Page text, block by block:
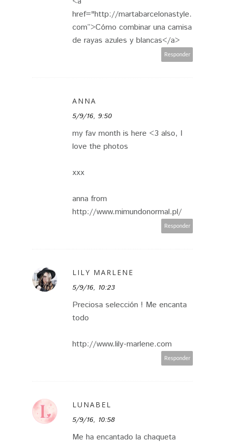
href="http://martabarcelonastyle.
com”>Cómo combinar una camisa
de rayas azules y blancas</a>
Responder
ANNA
5/9/16, 9:50
my fav month is here <3 also, I
love the photos
xxx
anna from
http://www.mimundonormal.pl/
Responder
LILY MARLENE
5/9/16, 10:23
Preciosa selección ! Me encanta
todo
http://www.lily-marlene.com
Responder
LUNABEL
5/9/16, 10:58
Me ha encantado la chaqueta